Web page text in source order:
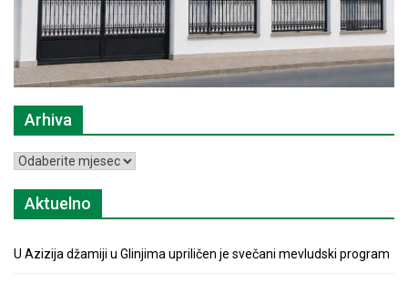
Arhiva
Arhiva
Aktuelno
U Azizija džamiji u Glinjima upriličen je svečani mevludski program